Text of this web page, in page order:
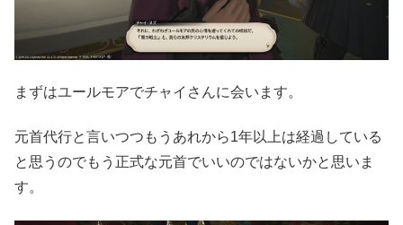
まずはユールモアでチャイさんに会います。
元首代行と言いつつもうあれから1年以上は経過している
と思うのでもう正式な元首でいいのではないかと思いま
す。